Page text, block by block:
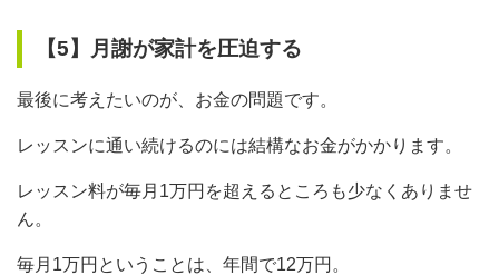
【5】月謝が家計を圧迫する
最後に考えたいのが、お金の問題です。
レッスンに通い続けるのには結構なお金がかかります。
レッスン料が毎月1万円を超えるところも少なくありませ
ん。
毎月1万円ということは、年間で12万円。